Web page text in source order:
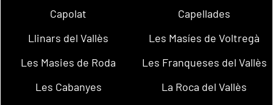
Capolat
Capellades
Llinars del Vallès
Les Masíes de Voltregà
Les Masies de Roda
Les Franqueses del Vallès
Les Cabanyes
La Roca del Vallès